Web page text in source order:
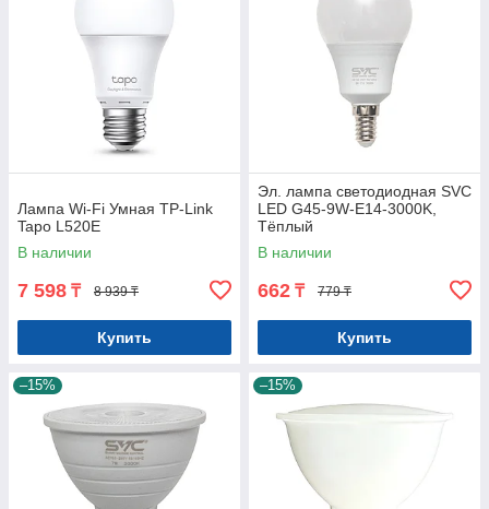
Лампа Wi-Fi Умная TP-Link
Tapo L520E
В наличии
7 598 ₸ 8 939 ₸
Купить
Эл. лампа светодиодная SVC
LED G45-9W-E14-3000K,
Тёплый
В наличии
662 ₸ 779 ₸
Купить
–15% –15%